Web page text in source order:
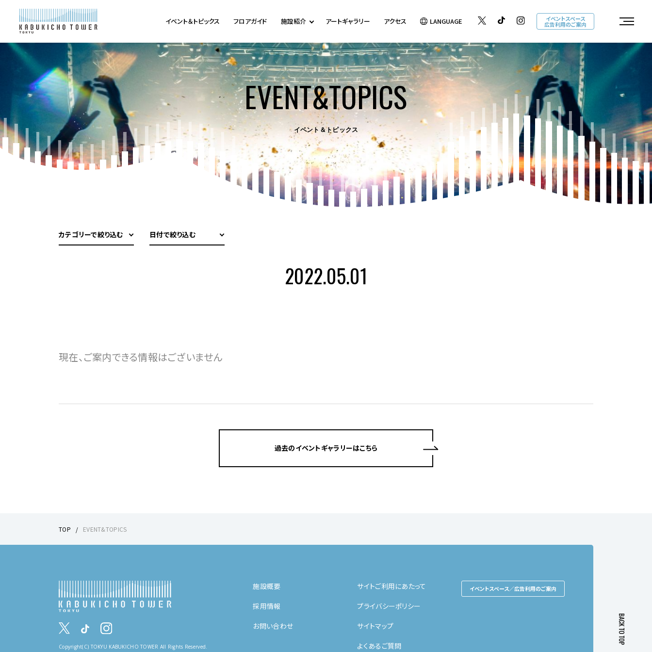
イベント＆トピックス フロアガイド 施設紹介 アートギャラリー アクセス LANGUAGE イベントスペース
広告利用のご案内
EVENT&TOPICS
イベント＆トピックス
カテゴリーで絞り込む 日付で絞り込む
2022.05.01
現在、ご案内できる情報はございません
過去のイベントギャラリーはこちら
TOP EVENT&TOPICS
Copyright(C) TOKYU KABUKICHO TOWER All Rights Reserved.
施設概要
採用情報
お問い合わせ
サイトご利用にあたって
プライバシーポリシー
サイトマップ
よくあるご質問
イベントスペース／広告利用のご案内